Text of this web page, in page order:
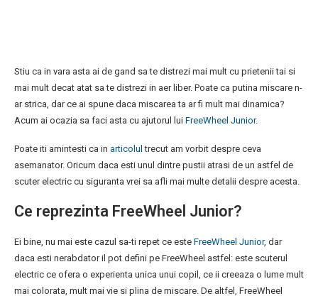
Stiu ca in vara asta ai de gand sa te distrezi mai mult cu prietenii tai si
mai mult decat atat sa te distrezi in aer liber. Poate ca putina miscare n-
ar strica, dar ce ai spune daca miscarea ta ar fi mult mai dinamica?
Acum ai ocazia sa faci asta cu ajutorul lui FreeWheel Junior.
Poate iti amintesti ca in articolul trecut am vorbit despre ceva
asemanator. Oricum daca esti unul dintre pustii atrasi de un astfel de
scuter electric cu siguranta vrei sa afli mai multe detalii despre acesta.
Ce reprezinta FreeWheel Junior?
Ei bine, nu mai este cazul sa-ti repet ce este FreeWheel Junior, dar
daca esti nerabdator il pot defini pe FreeWheel astfel: este scuterul
electric ce ofera o experienta unica unui copil, ce ii creeaza o lume mult
mai colorata, mult mai vie si plina de miscare. De altfel, FreeWheel